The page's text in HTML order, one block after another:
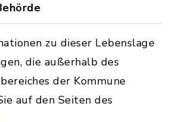
zu dieser Lebenslage
die außerhalb des
der Kommune
auf den Seiten des